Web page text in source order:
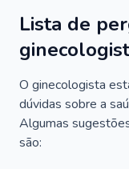
Lista de
O ginecologista
dúvidas sobre a
Algumas
são: